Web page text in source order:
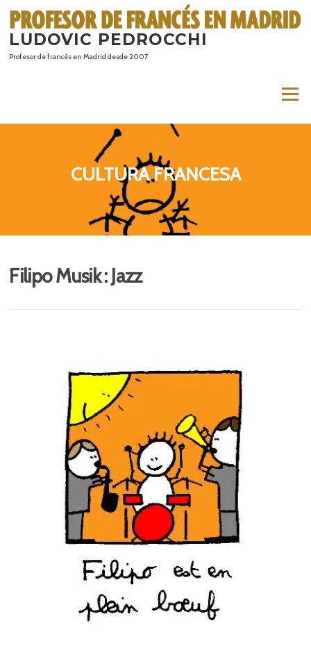
contenido
LUDOVIC PEDROCCHI
Profesor de francés en Madrid desde 2007
Menú
CULTURA FRANCESA
Filipo Musik : Jazz